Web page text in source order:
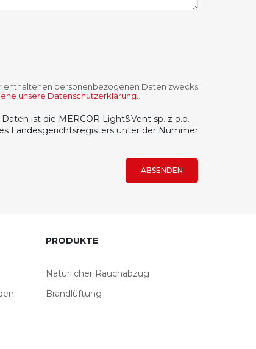
enthaltenen personenbezogenen Daten zwecks
unsere Datenschutzerklärung.
ist die MERCOR Light&Vent sp. z o.o.
Landesgerichtsregisters unter der Nummer
ABSENDEN
PRODUKTE
Natürlicher Rauchabzug
Brandlüftung